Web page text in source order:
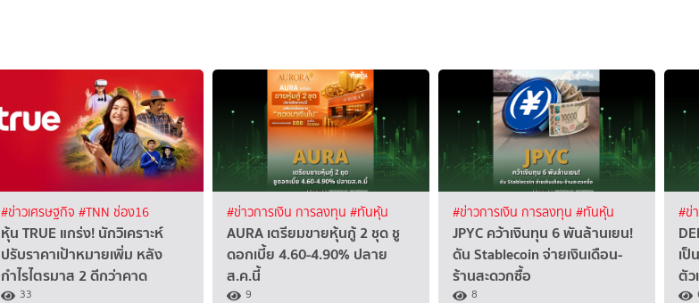
#ข่าวเศรษฐกิจ #TNN ช่อง16
หุ้น TRUE แกร่ง! นักวิเคราะห์
ปรับราคาเป้าหมายเพิ่ม หลัง
กำไรไตรมาส 2 ดีกว่าคาด
33
#ข่าวการเงิน การลงทุน #ทันหุ้น
AURA เตรียมขายหุ้นกู้ 2 ชุด ชู
ดอกเบี้ย 4.60-4.90% ปลาย
ส.ค.นี้
9
#ข่าวการเงิน การลงทุน #ทันหุ้น
JPYC คว้าเงินทุน 6 พันล้านเยน!
ดัน Stablecoin จ่ายเงินเดือน-
ร้านสะดวกซื้อ
8
#ข่
เ
ตัว